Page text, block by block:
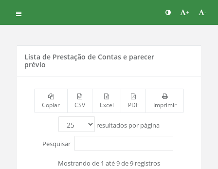
+ -
Lista de Prestação de Contas e parecer
prévio
Copiar CSV Excel PDF Imprimir
resultados por página
Pesquisar
Mostrando de 1 até 9 de 9 registros